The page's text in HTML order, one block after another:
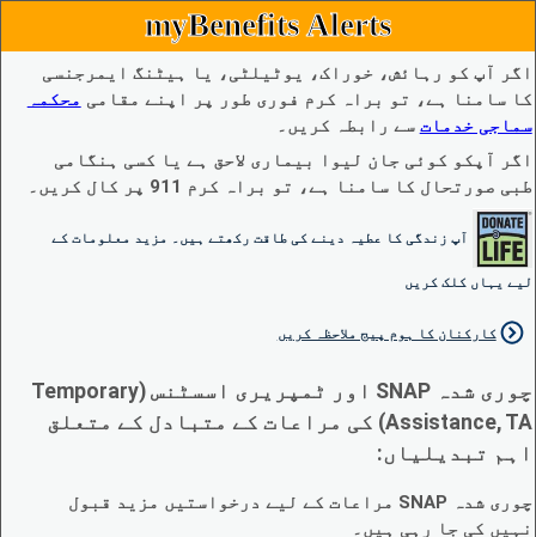
myBenefits Alerts
اگر آپ کو رہائش، خوراک، یوٹیلٹی، یا ہیٹنگ ایمرجنسی
کا سامنا ہے، تو براہ کرم فوری طور پر اپنے مقامی محکمہ
سماجی خدمات سے رابطہ کریں۔
اگر آپکو کوئی جان لیوا بیماری لاحق ہے یا کسی ہنگامی
طبی صورتحال کا سامنا ہے، تو براہ کرم 911 پر کال کریں۔
آپ زندگی کا عطیہ دینے کی طاقت رکھتے ہیں۔ مزید معلومات کے
لیے یہاں کلک کریں
کارکنان کا ہوم پیج ملاحظہ کریں
چوری شدہ SNAP اور ٹمپریری اسسٹنس (Temporary
Assistance, TA) کی مراعات کے متبادل کے متعلق
اہم تبدیلیاں:
چوری شدہ SNAP مراعات کے لیے درخواستیں مزید قبول
نہیں کی جا رہی ہیں۔